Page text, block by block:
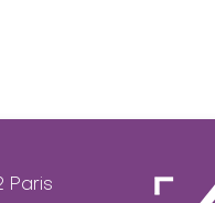
Paris